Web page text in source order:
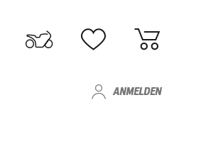
ANMELDEN